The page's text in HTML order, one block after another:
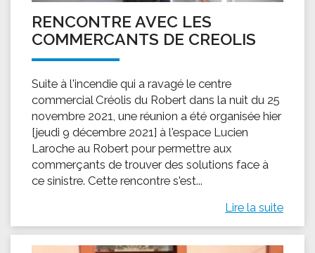
RENCONTRE AVEC LES
COMMERCANTS DE CREOLIS
Suite à l'incendie qui a ravagé le centre
commercial Créolis du Robert dans la nuit du 25
novembre 2021, une réunion a été organisée hier
[jeudi 9 décembre 2021] à l'espace Lucien
Laroche au Robert pour permettre aux
commerçants de trouver des solutions face à
ce sinistre. Cette rencontre s'est...
Lire la suite